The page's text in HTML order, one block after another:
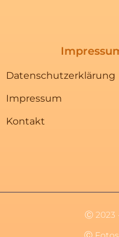
Datenschutzerklärung
Impressum
Kontakt
Ⓒ 2023